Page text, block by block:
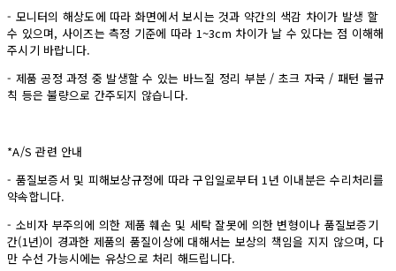
- 모니터의 해상도에 따라 화면에서 보시는 것과 약간의 색감 차이가 발생 할
수 있으며, 사이즈는 측정 기준에 따라 1~3cm 차이가 날 수 있다는 점 이해해
주시기 바랍니다.
- 제품 공정 과정 중 발생할 수 있는 바느질 정리 부분 / 초크 자국 / 패턴 불규
칙 등은 불량으로 간주되지 않습니다.
*A/S 관련 안내
- 품질보증서 및 피해보상규정에 따라 구입일로부터 1년 이내분은 수리처리를
약속합니다.
- 소비자 부주의에 의한 제품 훼손 및 세탁 잘못에 의한 변형이나 품질보증기
간(1년)이 경과한 제품의 품질이상에 대해서는 보상의 책임을 지지 않으며, 다
만 수선 가능시에는 유상으로 처리 해드립니다.